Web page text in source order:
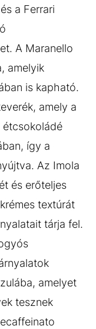
a Ferrari
A Maranello
amelyik
is kapható.
amely a
így a
Az Imola
és erőteljes
textúrát
tárja fel.
amelyet
tesznek